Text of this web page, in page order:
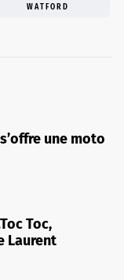
WATFORD
une moto
Toc,
Laurent